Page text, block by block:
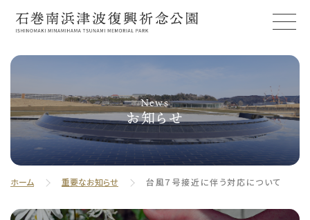
News
お知らせ
ホーム 重要なお知らせ 台風７号接近に伴う対応について